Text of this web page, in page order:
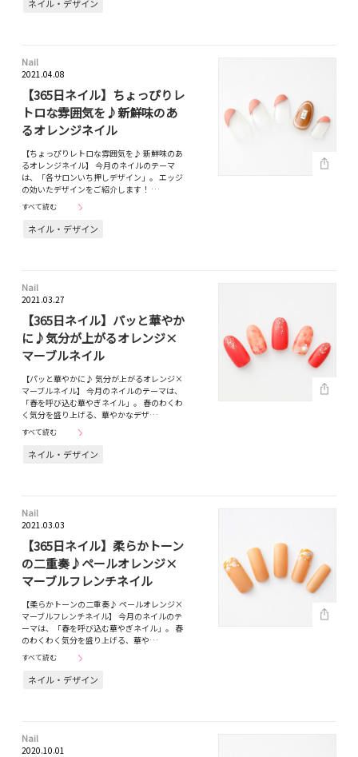
ネイル・デザイン
Nail
2021.04.08
【365日ネイル】ちょっぴりレ
トロな雰囲気を♪新鮮味のあ
るオレンジネイル
【ちょっぴりレトロな雰囲気を♪ 新鮮味のあ
るオレンジネイル】 今月のネイルのテーマ
は、「各サロンいち押しデザイン」。 エッジ
の効いたデザインをご紹介します！ …
すべて読む
ネイル・デザイン
Nail
2021.03.27
【365日ネイル】パッと華やか
に♪気分が上がるオレンジ×
マーブルネイル
【パッと華やかに♪ 気分が上がるオレンジ×
マーブルネイル】 今月のネイルのテーマは、
「春を呼び込む華やぎネイル」。 春のわくわ
く気分を盛り上げる、華やかなデザ…
すべて読む
ネイル・デザイン
Nail
2021.03.03
【365日ネイル】柔らかトーン
の二重奏♪ペールオレンジ×
マーブルフレンチネイル
【柔らかトーンの二重奏♪ ペールオレンジ×
マーブルフレンチネイル】 今月のネイルのテ
ーマは、「春を呼び込む華やぎネイル」。 春
のわくわく気分を盛り上げる、華や…
すべて読む
ネイル・デザイン
Nail
2020.10.01